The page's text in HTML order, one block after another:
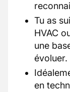
Tu as
HVAC
une
évoluer.
en